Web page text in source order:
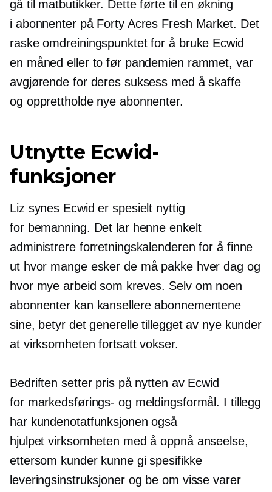
gå til matbutikker. Dette førte til en økning
i abonnenter på Forty Acres Fresh Market. Det
raske omdreiningspunktet for å bruke Ecwid
en måned eller to før pandemien rammet, var
avgjørende for deres suksess med å skaffe
og opprettholde nye abonnenter.
Utnytte Ecwid-
funksjoner
Liz synes Ecwid er spesielt nyttig
for bemanning. Det lar henne enkelt
administrere forretningskalenderen for å finne
ut hvor mange esker de må pakke hver dag og
hvor mye arbeid som kreves. Selv om noen
abonnenter kan kansellere abonnementene
sine, betyr det generelle tillegget av nye kunder
at virksomheten fortsatt vokser.
Bedriften setter pris på nytten av Ecwid
for markedsførings- og meldingsformål. I tillegg
har kundenotatfunksjonen også
hjulpet virksomheten med å oppnå anseelse,
ettersom kunder kunne gi spesifikke
leveringsinstruksjoner og be om visse varer